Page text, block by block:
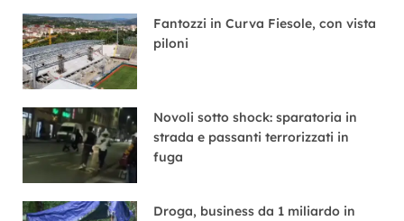
Fantozzi in Curva Fiesole, con vista
piloni
Novoli sotto shock: sparatoria in
strada e passanti terrorizzati in
fuga
Droga, business da 1 miliardo in